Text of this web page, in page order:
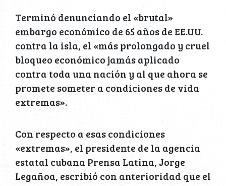
Terminó denunciando el «brutal»
embargo económico de 65 años de EE.UU.
contra la isla, el «más prolongado y cruel
bloqueo económico jamás aplicado
contra toda una nación y al que ahora se
promete someter a condiciones de vida
extremas».
Con respecto a esas condiciones
«extremas», el presidente de la agencia
estatal cubana Prensa Latina, Jorge
Legañoa, escribió con anterioridad que el